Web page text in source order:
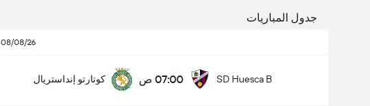
جدول المباريات
08/08/26
SD Huesca B 07:00 ص كوتارتو إنداستريال